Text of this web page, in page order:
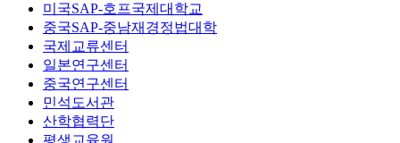
미국SAP-호프국제대학교
중국SAP-중남재경정법대학
국제교류센터
일본연구센터
중국연구센터
민석도서관
산학협력단
평생교육원